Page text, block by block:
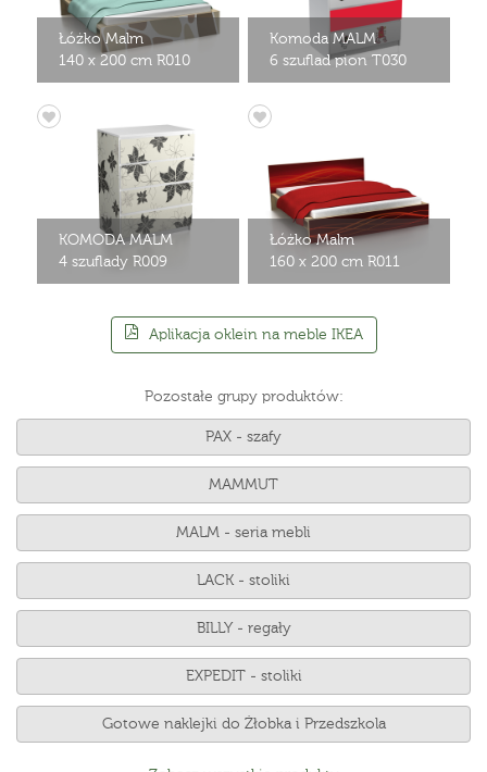
Łóżko Malm
140 x 200 cm R010
Komoda MALM
6 szuflad pion T030
KOMODA MALM
4 szuflady R009
Łóżko Malm
160 x 200 cm R011
Aplikacja oklein na meble IKEA
Pozostałe grupy produktów:
PAX - szafy
MAMMUT
MALM - seria mebli
LACK - stoliki
BILLY - regały
EXPEDIT - stoliki
Gotowe naklejki do Żłobka i Przedszkola